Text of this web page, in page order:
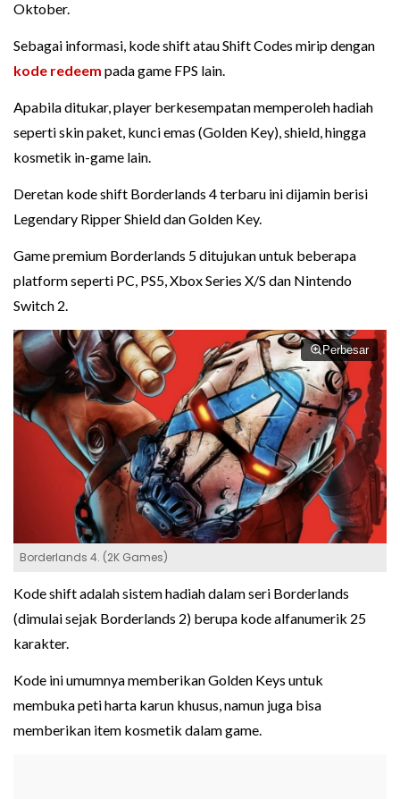
Oktober.
Sebagai informasi, kode shift atau Shift Codes mirip dengan
kode redeem pada game FPS lain.
Apabila ditukar, player berkesempatan memperoleh hadiah
seperti skin paket, kunci emas (Golden Key), shield, hingga
kosmetik in-game lain.
Deretan kode shift Borderlands 4 terbaru ini dijamin berisi
Legendary Ripper Shield dan Golden Key.
Game premium Borderlands 5 ditujukan untuk beberapa
platform seperti PC, PS5, Xbox Series X/S dan Nintendo
Switch 2.
Perbesar
Borderlands 4. (2K Games)
Kode shift adalah sistem hadiah dalam seri Borderlands
(dimulai sejak Borderlands 2) berupa kode alfanumerik 25
karakter.
Kode ini umumnya memberikan Golden Keys untuk
membuka peti harta karun khusus, namun juga bisa
memberikan item kosmetik dalam game.